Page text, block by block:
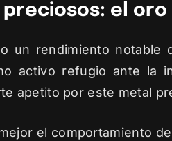
preciosos: el
un rendimiento notable
activo refugio ante la
apetito por este metal
el comportamiento